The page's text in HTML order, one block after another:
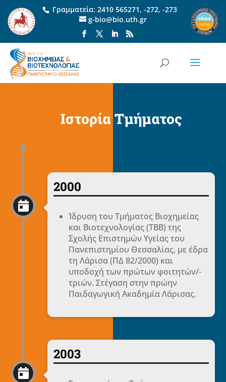
Γραμματεία: 2410 565271, -272, -273
g-bio@bio.uth.gr
Ιστορία Τμήματος

2000
Ίδρυση του Τμήματος Βιοχημείας
και Βιοτεχνολογίας (ΤΒΒ) της
Σχολής Επιστημών Υγείας του
Πανεπιστημίου Θεσσαλίας, με έδρα
τη Λάρισα (ΠΔ 82/2000) και
υποδοχή των πρώτων φοιτητών/-
τριών. Στέγαση στην πρώην
Παιδαγωγική Ακαδημία Λάρισας.

2003